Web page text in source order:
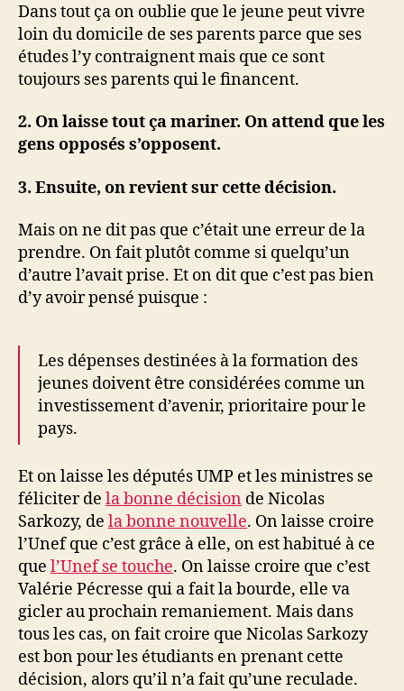
Dans tout ça on oublie que le jeune peut vivre
loin du domicile de ses parents parce que ses
études l’y contraignent mais que ce sont
toujours ses parents qui le financent.
2. On laisse tout ça mariner. On attend que les
gens opposés s’opposent.
3. Ensuite, on revient sur cette décision.
Mais on ne dit pas que c’était une erreur de la
prendre. On fait plutôt comme si quelqu’un
d’autre l’avait prise. Et on dit que c’est pas bien
d’y avoir pensé puisque :
Les dépenses destinées à la formation des
jeunes doivent être considérées comme un
investissement d’avenir, prioritaire pour le
pays.
Et on laisse les députés UMP et les ministres se
féliciter de la bonne décision de Nicolas
Sarkozy, de la bonne nouvelle. On laisse croire
l’Unef que c’est grâce à elle, on est habitué à ce
que l’Unef se touche. On laisse croire que c’est
Valérie Pécresse qui a fait la bourde, elle va
gicler au prochain remaniement. Mais dans
tous les cas, on fait croire que Nicolas Sarkozy
est bon pour les étudiants en prenant cette
décision, alors qu’il n’a fait qu’une reculade.